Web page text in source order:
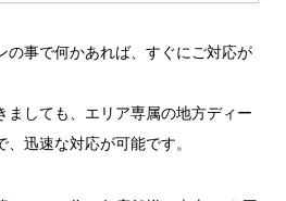
の事で何かあれば、すぐにご対応が
ましても、エリア専属の地方ディー
迅速な対応が可能です。